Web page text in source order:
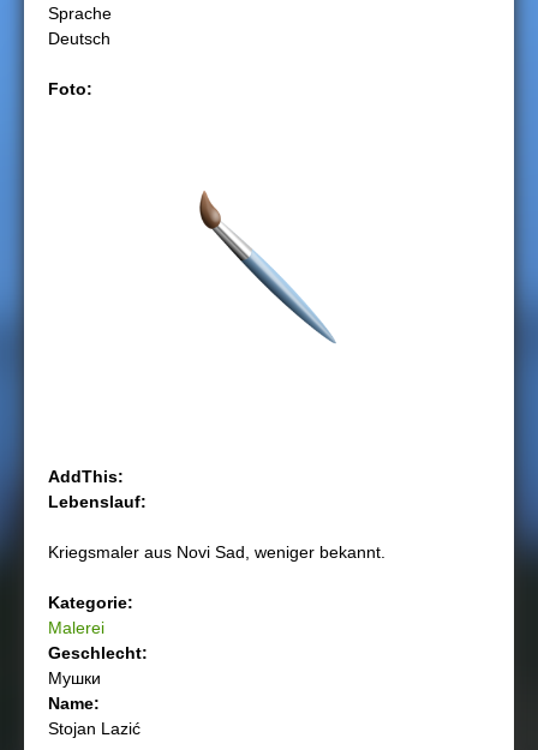
s
i
Sprache
Deutsch
Foto:
AddThis:
Lebenslauf:
Kriegsmaler aus Novi Sad, weniger bekannt.
Kategorie:
Malerei
Geschlecht:
Мушки
Name:
Stojan Lazić